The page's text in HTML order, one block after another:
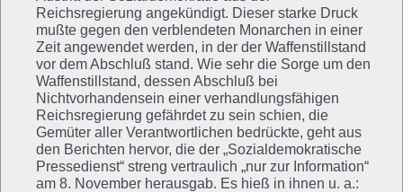
Reichsregierung angekündigt. Dieser starke Druck
mußte gegen den verblendeten Monarchen in einer
Zeit angewendet werden, in der der Waffenstillstand
vor dem Abschluß stand. Wie sehr die Sorge um den
Waffenstillstand, dessen Abschluß bei
Nichtvorhandensein einer verhandlungsfähigen
Reichsregierung gefährdet zu sein schien, die
Gemüter aller Verantwortlichen bedrückte, geht aus
den Berichten hervor, die der „Sozialdemokratische
Pressedienst“ streng vertraulich „nur zur Information“
am 8. November herausgab. Es hieß in ihnen u. a.: